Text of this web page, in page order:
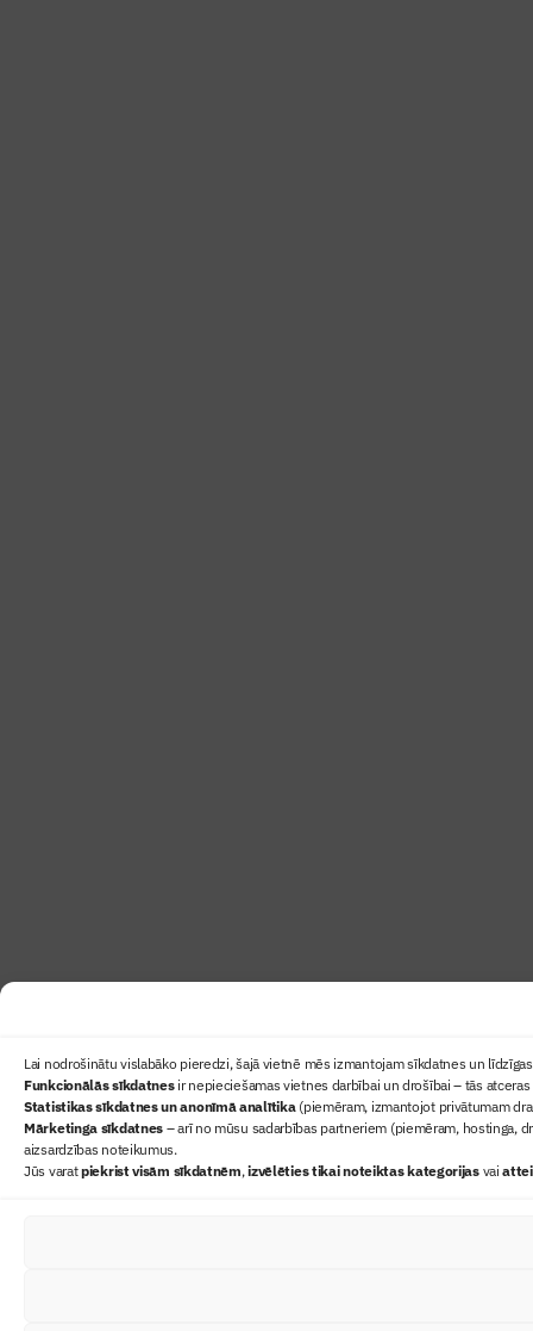
Lai nodrošinātu vislabāko pieredzi, šajā vietnē mēs izmantojam sīkdatnes un
Funkcionālās sīkdatnesir nepieciešamas vietnes darbībai un drošībai – tās
Statistikas sīkdatnes un anonīmā analītika(piemēram, izmantojot privātumam
Mārketinga sīkdatnes – arī no mūsu sadarbības partneriem (piemēram, hostinga,
aizsardzības noteikumus.
Jūs varatpiekrist visām sīkdatnēm,izvēlēties tikai noteiktas kategorijasvai